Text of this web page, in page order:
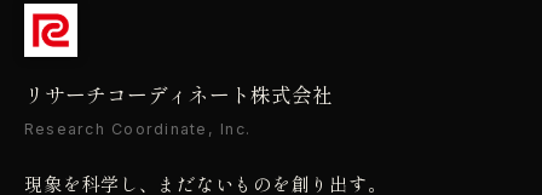
リサーチコーディネート株式会社
Research Coordinate, Inc.
現象を科学し、まだないものを創り出す。